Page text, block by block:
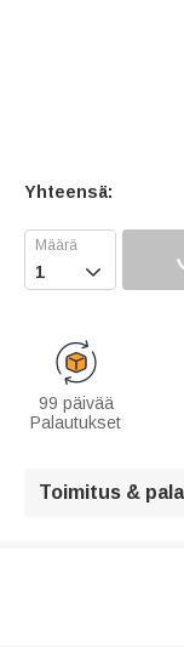
Yhteensä:

99 päivää
Palautukset
Toimitus &